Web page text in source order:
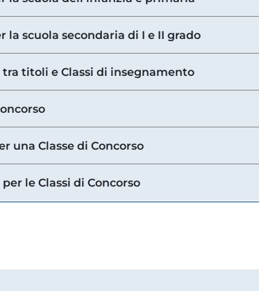
la scuola secondaria di I e II grado
titoli e Classi di insegnamento
una Classe di Concorso
le Classi di Concorso